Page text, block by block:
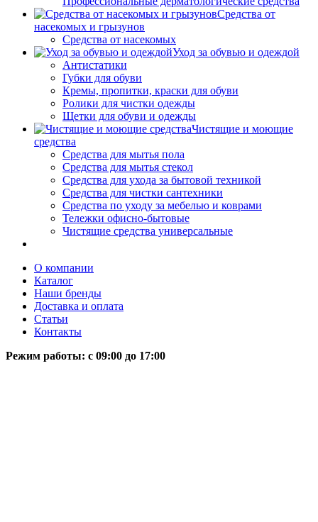
Средства от
насекомых и грызунов
Средства от насекомых
Уход за обувью и одеждой
Антистатики
Губки для обуви
Кремы, пропитки, краски для обуви
Ролики для чистки одежды
Щетки для обуви и одежды
Чистящие и моющие
средства
Средства для мытья пола
Средства для мытья стекол
Средства для ухода за бытовой техникой
Средства для чистки сантехники
Средства по уходу за мебелью и коврами
Тележки офисно-бытовые
Чистящие средства универсальные
О компании
Каталог
Наши бренды
Доставка и оплата
Статьи
Контакты
Режим работы: c 09:00 до 17:00